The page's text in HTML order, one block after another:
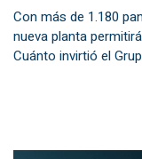
Con más de 1.180
nueva planta
Cuánto invirtió el